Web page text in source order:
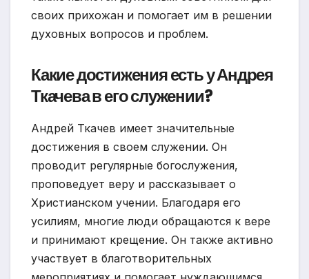
своих прихожан и помогает им в решении
духовных вопросов и проблем.
Какие достижения есть у Андрея
Ткачева в его служении?
Андрей Ткачев имеет значительные
достижения в своем служении. Он
проводит регулярные богослужения,
проповедует веру и рассказывает о
Христианском учении. Благодаря его
усилиям, многие люди обращаются к вере
и принимают крещение. Он также активно
участвует в благотворительных